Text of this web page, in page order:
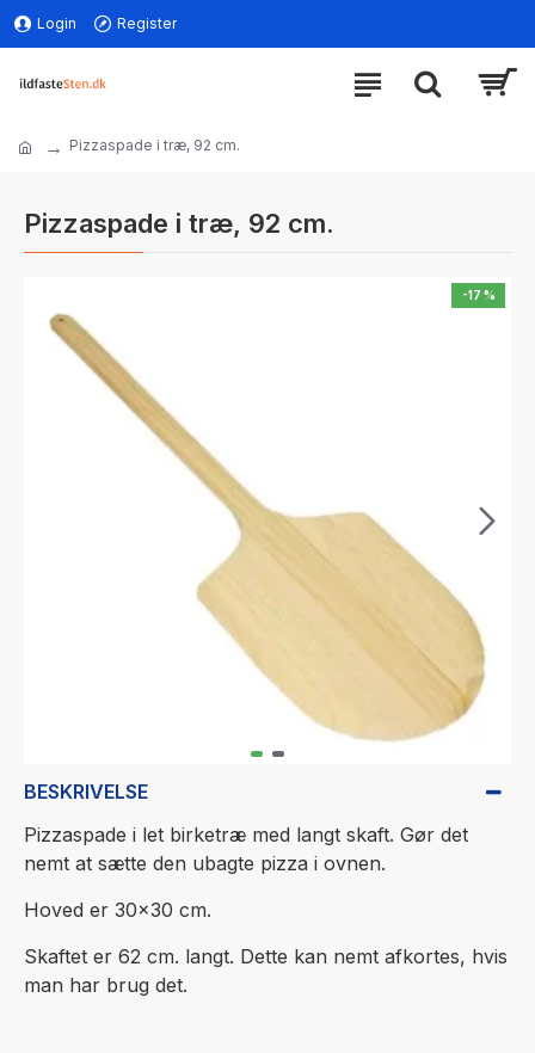
Login Register
Pizzaspade i træ, 92 cm.
Pizzaspade i træ, 92 cm.
-17 %
BESKRIVELSE
Pizzaspade i let birketræ med langt skaft. Gør det
nemt at sætte den ubagte pizza i ovnen.
Hoved er 30x30 cm.
Skaftet er 62 cm. langt. Dette kan nemt afkortes, hvis
man har brug det.